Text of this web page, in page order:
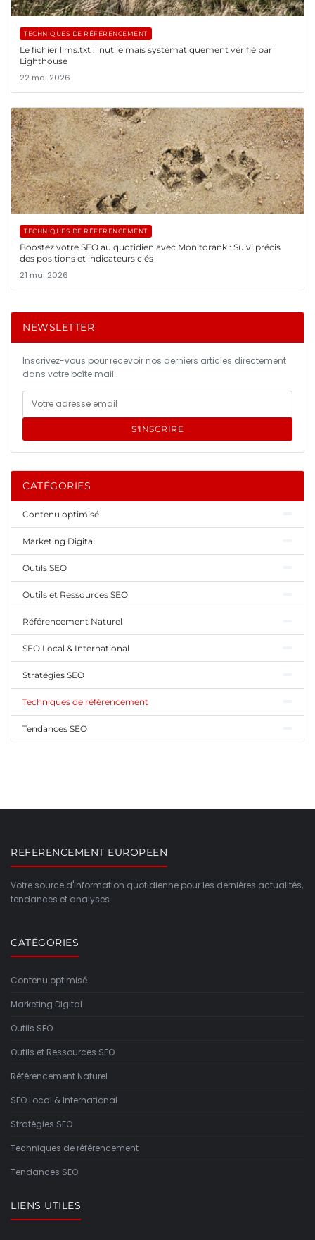
TECHNIQUES DE RÉFÉRENCEMENT
Le fichier llms.txt : inutile mais systématiquement vérifié par
Lighthouse
22 mai 2026
TECHNIQUES DE RÉFÉRENCEMENT
Boostez votre SEO au quotidien avec Monitorank : Suivi précis
des positions et indicateurs clés
21 mai 2026
NEWSLETTER
Inscrivez-vous pour recevoir nos derniers articles directement
dans votre boîte mail.
S'INSCRIRE
CATÉGORIES
Contenu optimisé
Marketing Digital
Outils SEO
Outils et Ressources SEO
Référencement Naturel
SEO Local & International
Stratégies SEO
Techniques de référencement
Tendances SEO
REFERENCEMENT EUROPEEN
Votre source d'information quotidienne pour les dernières actualités,
tendances et analyses.
CATÉGORIES
Contenu optimisé
Marketing Digital
Outils SEO
Outils et Ressources SEO
Référencement Naturel
SEO Local & International
Stratégies SEO
Techniques de référencement
Tendances SEO
LIENS UTILES